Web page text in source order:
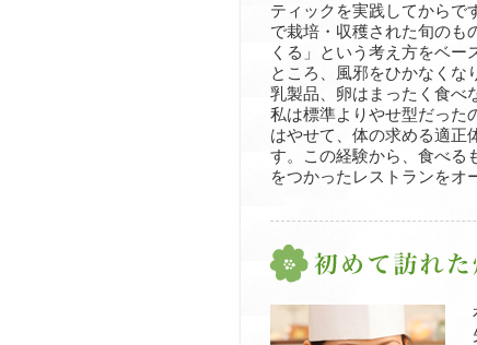
ティックを実践してからで
で栽培・収穫された旬のも
くる」という考え方をベー
ところ、風邪をひかなくな
乳製品、卵はまったく食べ
私は標準よりやせ型だった
はやせて、体の求める適正
す。この経験から、食べる
をつかったレストランをオ